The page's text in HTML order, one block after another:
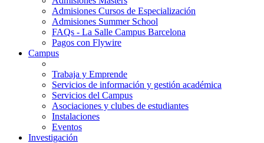
Admisiones Cursos de Especialización
Admisiones Summer School
FAQs - La Salle Campus Barcelona
Pagos con Flywire
Campus
Trabaja y Emprende
Servicios de información y gestión académica
Servicios del Campus
Asociaciones y clubes de estudiantes
Instalaciones
Eventos
Investigación